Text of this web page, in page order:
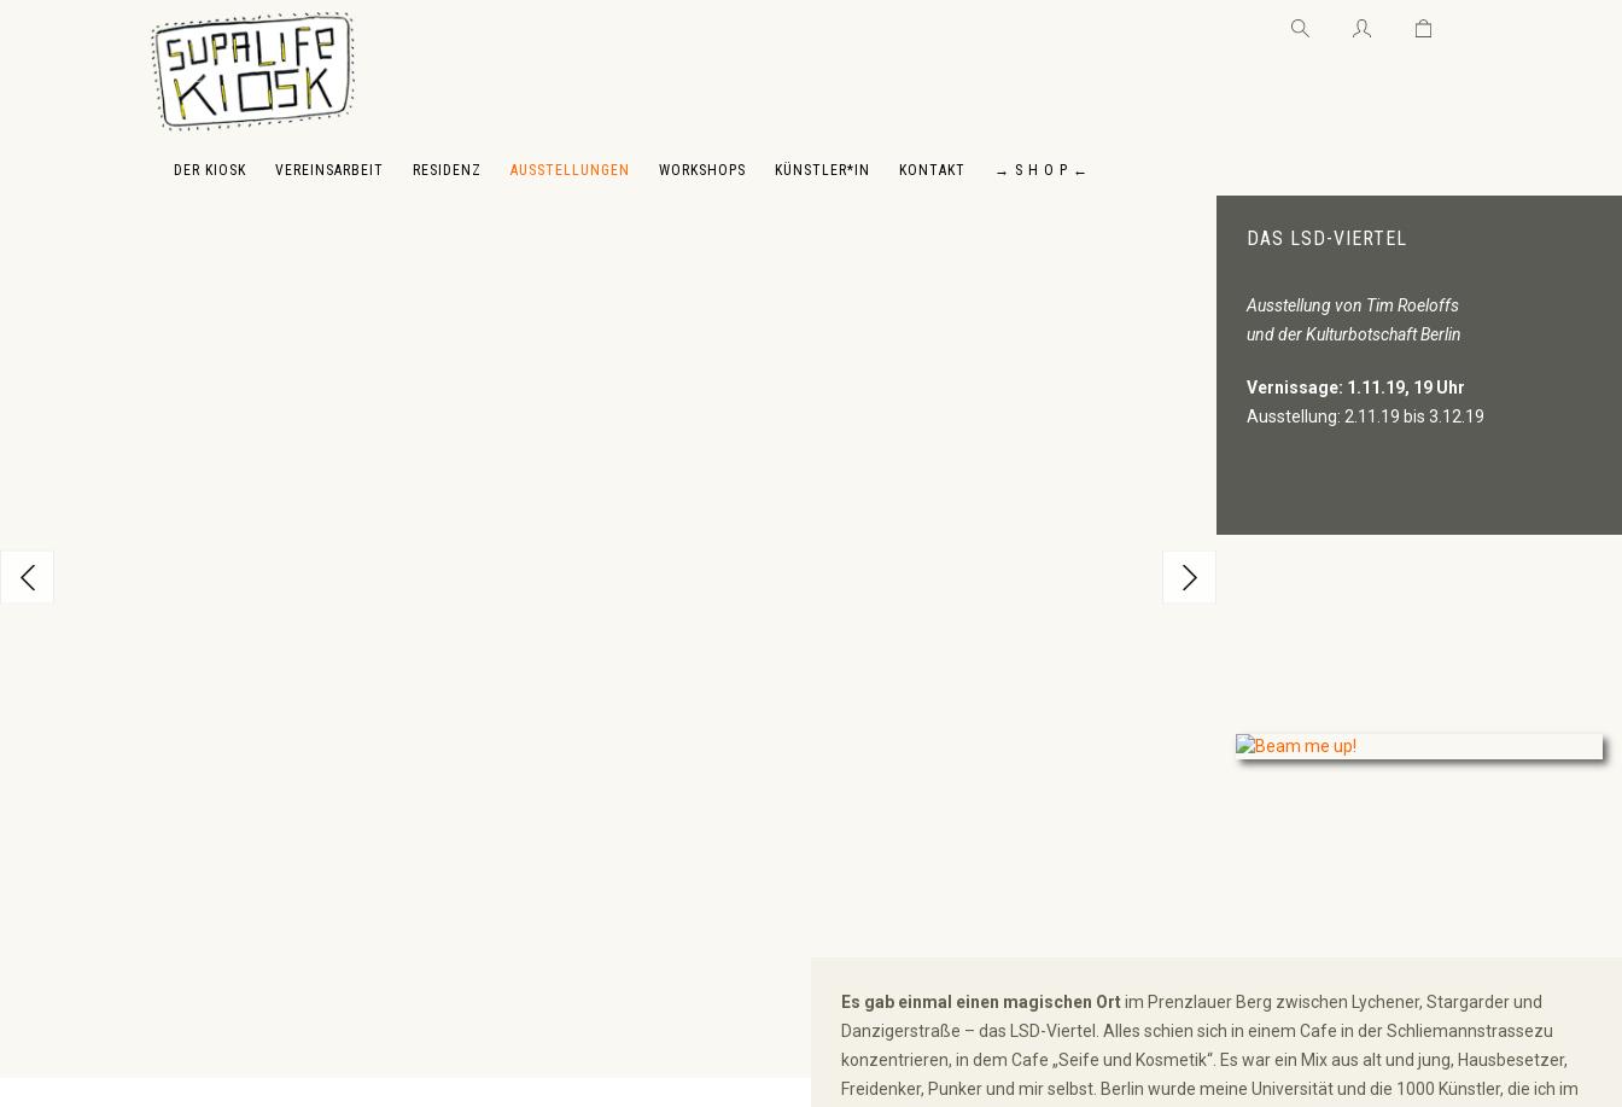
Hauptinhalt springen
Zur Suche springen
Zur Hauptnavigation springen Warenkorb enthält 0
DER KIOSK VEREINSARBEIT RESIDENZ AUSSTELLUNGEN WORKSHOPS KÜNSTLER*IN KONTAKT → S H O P ←
DAS LSD-VIERTEL
Ausstellung von Tim Roeloffs
und der Kulturbotschaft Berlin
Vernissage: 1.11.19, 19 Uhr
Ausstellung: 2.11.19 bis 3.12.19
Es gab einmal einen magischen Ortim Prenzlauer Berg zwischen Lychener, Stargarder und
Danzigerstraße – das LSD-Viertel. Alles schien sich in einem Cafe in der Schliemannstrassezu
konzentrieren, in dem Cafe „Seife und Kosmetik“. Es war ein Mix aus alt und jung, Hausbesetzer,
Freidenker, Punker und mir selbst. Berlin wurde meine Universität und die 1000 Künstler, die ich im